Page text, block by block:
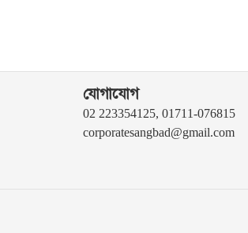
যোগাযোগ
02 223354125, 01711-076815
corporatesangbad@gmail.com